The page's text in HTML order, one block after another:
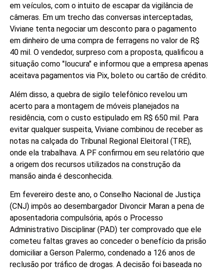
em veículos, com o intuito de escapar da vigilância de
câmeras. Em um trecho das conversas interceptadas,
Viviane tenta negociar um desconto para o pagamento
em dinheiro de uma compra de ferragens no valor de R$
40 mil. O vendedor, surpreso com a proposta, qualificou a
situação como "loucura" e informou que a empresa apenas
aceitava pagamentos via Pix, boleto ou cartão de crédito.
Além disso, a quebra de sigilo telefônico revelou um
acerto para a montagem de móveis planejados na
residência, com o custo estipulado em R$ 650 mil. Para
evitar qualquer suspeita, Viviane combinou de receber as
notas na calçada do Tribunal Regional Eleitoral (TRE),
onde ela trabalhava. A PF confirmou em seu relatório que
a origem dos recursos utilizados na construção da
mansão ainda é desconhecida.
Em fevereiro deste ano, o Conselho Nacional de Justiça
(CNJ) impôs ao desembargador Divoncir Maran a pena de
aposentadoria compulsória, após o Processo
Administrativo Disciplinar (PAD) ter comprovado que ele
cometeu faltas graves ao conceder o benefício da prisão
domiciliar a Gerson Palermo, condenado a 126 anos de
reclusão por tráfico de drogas. A decisão foi baseada no